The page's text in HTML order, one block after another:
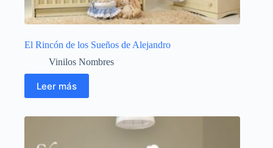
El Rincón de los Sueños de Alejandro
Vinilos Nombres
Leer más